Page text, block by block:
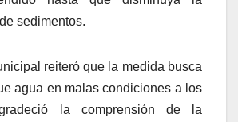
sedimentos.
reiteró que la medida busca
agua en malas condiciones a los
la comprensión de la